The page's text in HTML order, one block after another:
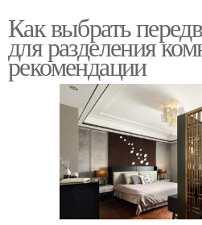
Как выбрать
для разделения
рекомендации